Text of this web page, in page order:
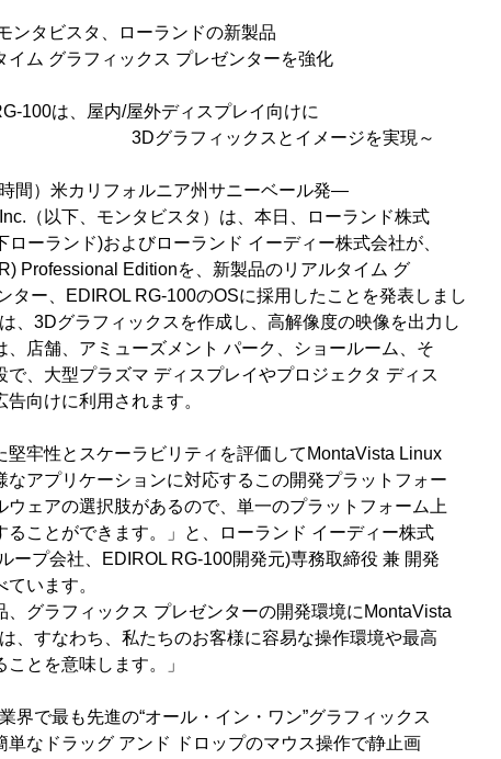
ローランドの新製品
フィックス プレゼンターを強化
100は、屋内/屋外ディスプレイ向けに
ックスとイメージを実現～
間）米カリフォルニア州サニーベール発―
（以下、モンタビスタ）は、本日、ローランド株式
ーランド)およびローランド イーディー株式会社が、
Professional Editionを、新製品のリアルタイム グ
ター、EDIROL RG-100のOSに採用したことを発表しまし
、3Dグラフィックスを作成し、高解像度の映像を出力し
、店舗、アミューズメント パーク、ショールーム、そ
で、大型プラズマ ディスプレイやプロジェクタ ディス
向けに利用されます。
堅牢性とスケーラビリティを評価してMontaVista Linux
なアプリケーションに対応するこの開発プラットフォー
ウェアの選択肢があるので、単一のプラットフォーム上
ることができます。」と、ローランド イーディー株式
ープ会社、EDIROL RG-100開発元)専務取締役 兼 開発
います。
、グラフィックス プレゼンターの開発環境にMontaVista
、すなわち、私たちのお客様に容易な操作環境や最高
とを意味します。」
界で最も先進の“オール・イン・ワン”グラフィックス
単なドラッグ アンド ドロップのマウス操作で静止画